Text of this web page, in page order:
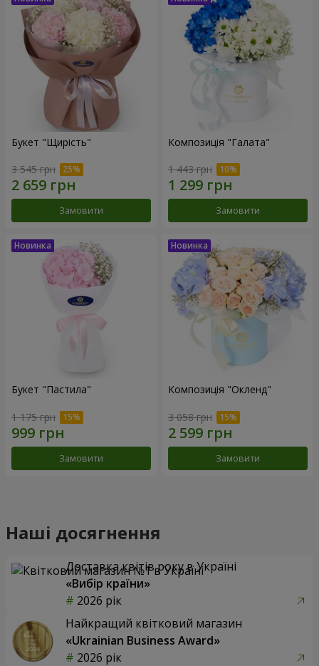
Букет "Щирість"
3 545 грн
Замовити
Композиція "Галата"
1 443 грн
Замовити
Букет "Пастила"
1 175 грн
Замовити
Композиція "Окленд"
3 058 грн
Замовити
Наші досягнення
Доставка квітів року в Україні
«Вибір країни»
2026 рік
Найкращий квітковий магазин
«Ukrainian Business Award»
2026 рік